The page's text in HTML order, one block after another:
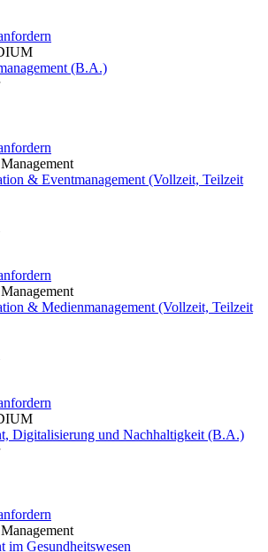
(B.A.)
& Eventmanagement (Vollzeit, Teilzeit
& Medienmanagement (Vollzeit, Teilzeit
Digitalisierung und Nachhaltigkeit (B.A.)
im Gesundheitswesen